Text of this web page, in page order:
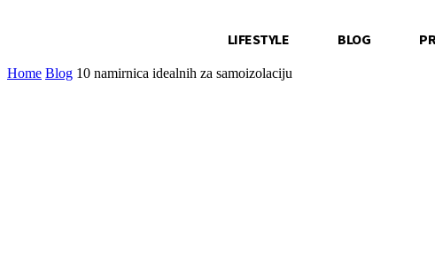
LIFESTYLE BLOG
Home Blog 10 namirnica idealnih za samoizolaciju